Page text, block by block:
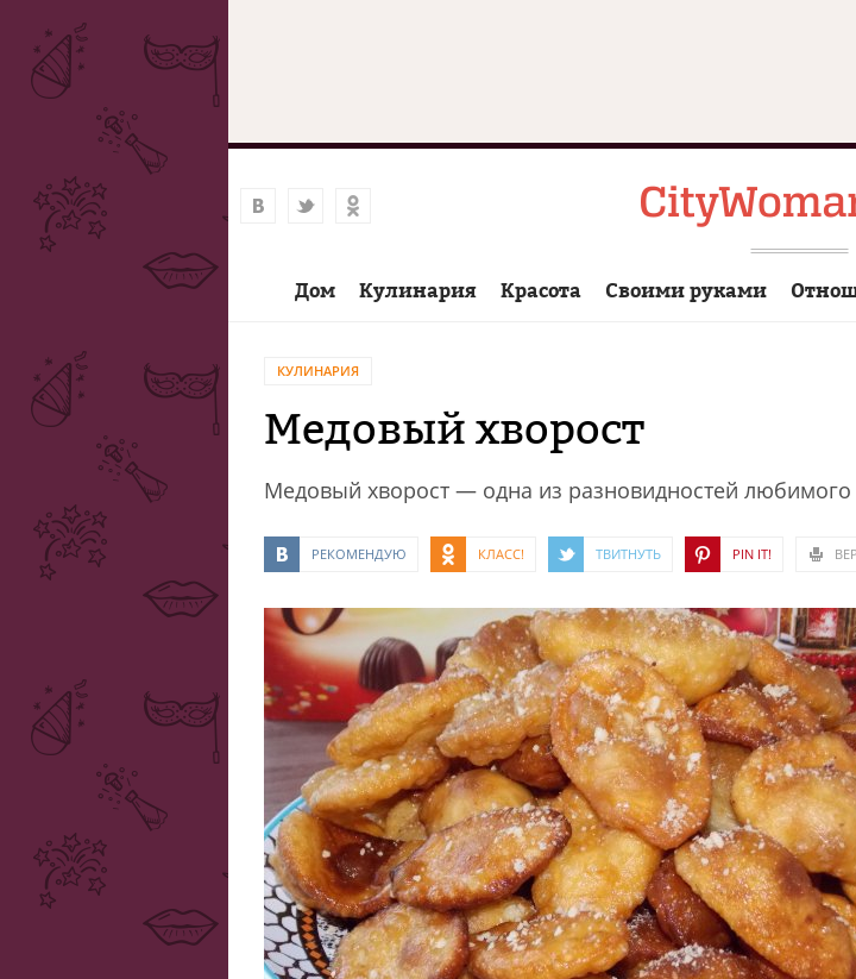
Дом Кулинария Красота Своими руками
КУЛИНАРИЯ
Медовый хворост
Медовый хворост — одна из разновидностей любимого
РЕКОМЕНДУЮ КЛАСС! ТВИТНУТЬ PIN IT!